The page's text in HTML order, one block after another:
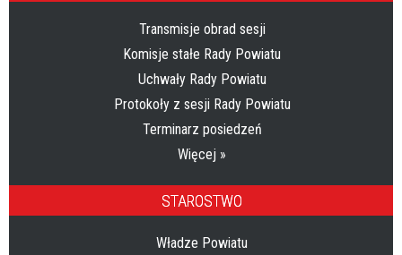
Transmisje obrad sesji
Komisje stałe Rady Powiatu
Uchwały Rady Powiatu
Protokoły z sesji Rady Powiatu
Terminarz posiedzeń
Więcej »
STAROSTWO
Władze Powiatu